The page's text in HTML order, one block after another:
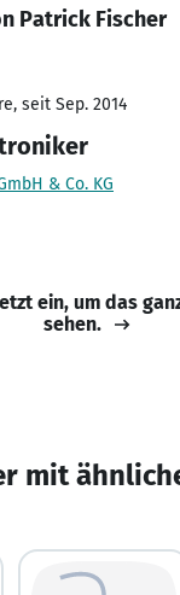
Patrick Fischer
seit Sep. 2014
& Co. KG
ein, um das
sehen.
mit